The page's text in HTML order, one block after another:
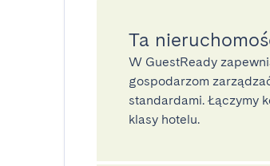
Ta
W GuestReady
gospodarzom
standardami. Łączymy
klasy hotelu.